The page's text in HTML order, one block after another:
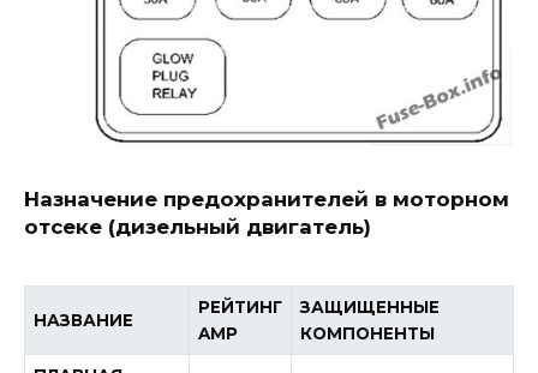
Назначение предохранителей в моторном
отсеке (дизельный двигатель)
НАЗВАНИЕ
РЕЙТИНГ
AMP
ЗАЩИЩЕННЫЕ
КОМПОНЕНТЫ